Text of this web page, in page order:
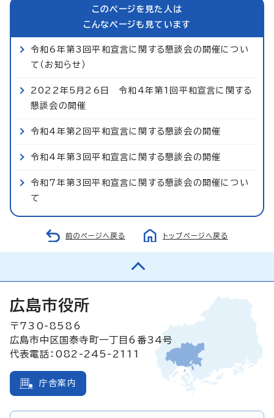
このページを見た人は
こんなページも見ています
令和6年第3回平和宣言に関する懇談会の開催につい
て（お知らせ）
2022年5月26日 令和4年第1回平和宣言に関する
懇談会の開催
令和4年第2回平和宣言に関する懇談会の開催
令和4年第3回平和宣言に関する懇談会の開催
令和7年第3回平和宣言に関する懇談会の開催につい
て
前のページへ戻る トップページへ戻る
広島市役所
〒730-8586
広島市中区国泰寺町一丁目6番34号
代表電話：082-245-2111
庁舎案内